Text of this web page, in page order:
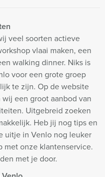
veel soorten actieve
vlaai maken, een
walking dinner. Niks is
voor een grote groep
te zijn. Op de website
een groot aanbod van
Uitgebreid zoeken
Heb jij nog tips en
uitje in Venlo nog leuker
met onze klantenservice.
met je door.